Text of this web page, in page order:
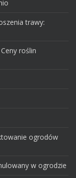
trawy:
roślin
ogrodów
w ogrodzie